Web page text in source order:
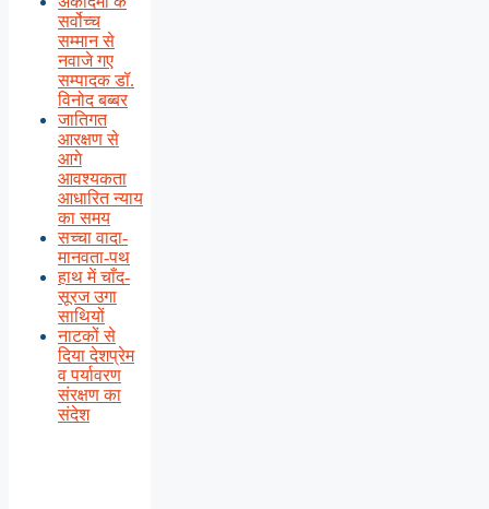
सर्वोच्च
सम्मान से
नवाजे गए
सम्पादक डॉ.
विनोद बब्बर
जातिगत
आरक्षण से
आगे
आवश्यकता
आधारित न्याय
का समय
सच्चा वादा-
मानवता-पथ
हाथ में चाँद-
सूरज उगा
साथियों
नाटकों से
दिया देशप्रेम
व पर्यावरण
संरक्षण का
संदेश